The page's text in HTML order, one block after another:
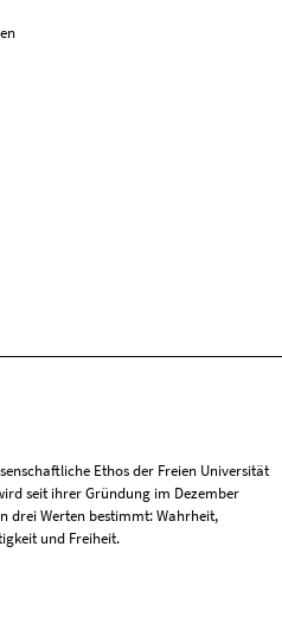
Ethos der Freien Universität
seit ihrer Gründung im Dezember
drei Werten bestimmt: Wahrheit,
und Freiheit.